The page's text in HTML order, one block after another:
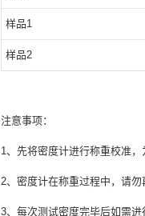
样品1
样品2
注意事项：
1、先将密度计进行称重校准，
2、密度计在称重过程中，请勿
3、每次测试密度完毕后如需